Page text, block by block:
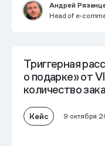
Андрей
Head of e-
Триггерная
о подарке» от
количество
Кейс 9 октября